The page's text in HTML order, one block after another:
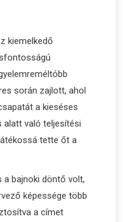
kiemelkedő
során zajlott, ahol
a kieséses
alatt való teljesítési
tette őt a
a bajnoki döntő volt,
képessége több
a címet